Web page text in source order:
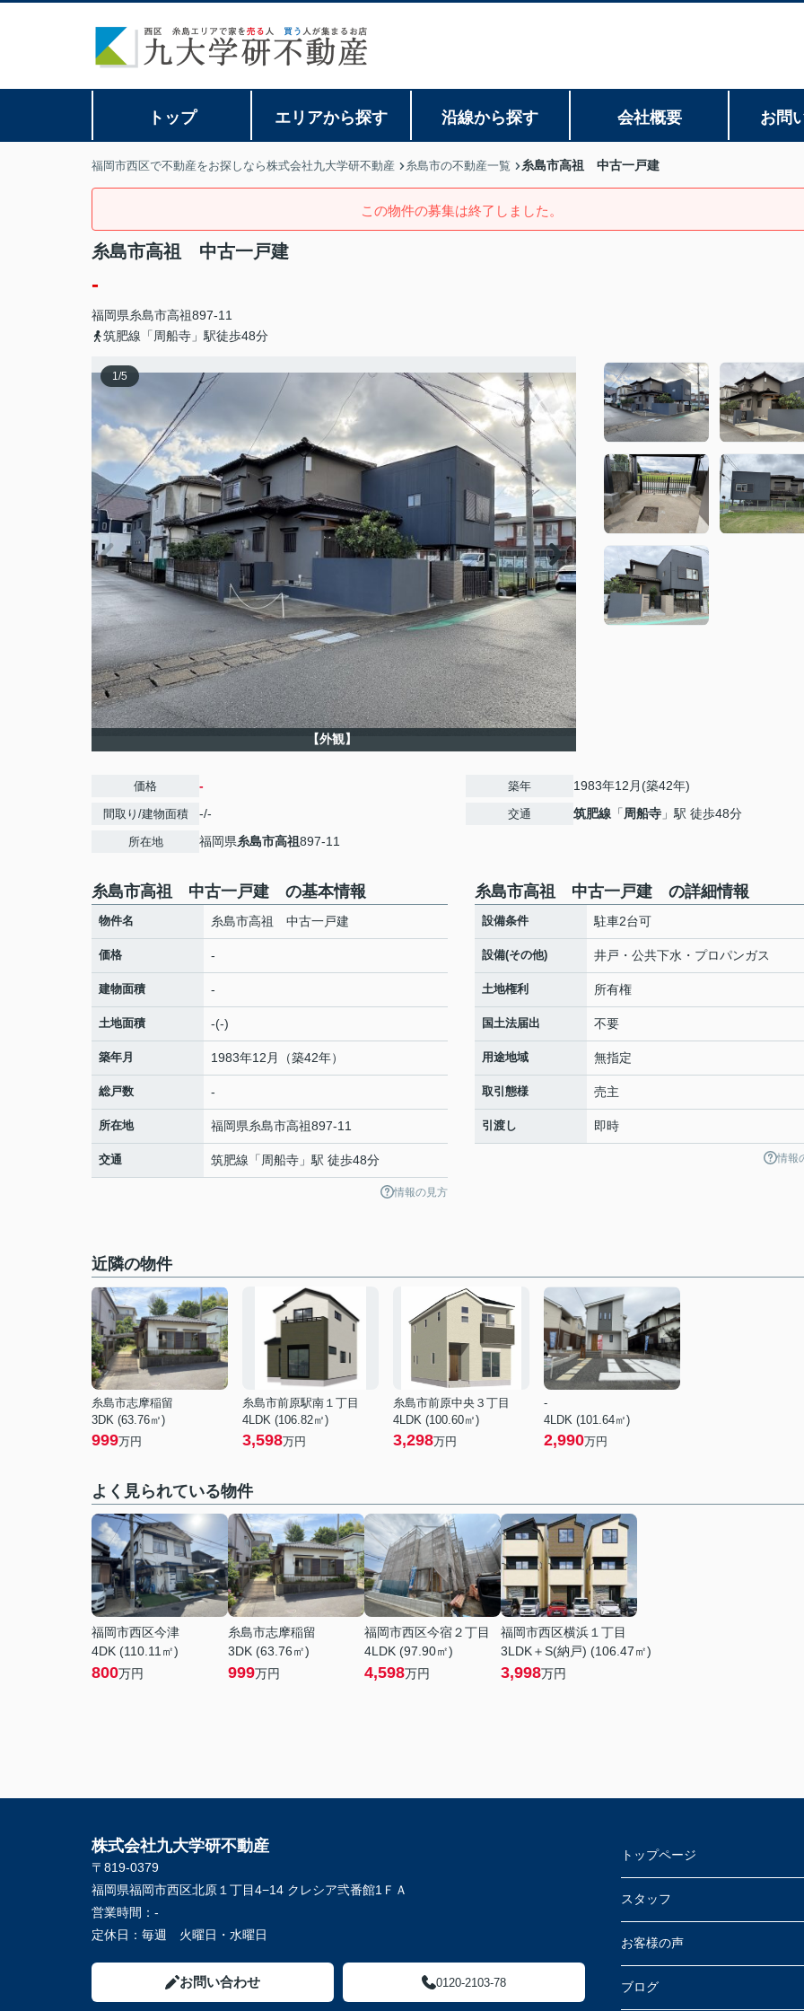
トップ エリアから探す 沿線から探す 会社概要 お問
福岡市西区で不動産をお探しなら株式会社九大学研不動産 糸島市の不動産一覧 糸島市高祖 中古一戸建
この物件の募集は終了しました。
糸島市高祖 中古一戸建
-
福岡県糸島市高祖897-11
筑肥線「周船寺」駅徒歩48分
1/5
【外観】
価格 -
間取り/建物面積 -/-
所在地 福岡県糸島市高祖897-11
築年 1983年12月(築42年)
交通 筑肥線 「周船寺 」駅 徒歩48分
糸島市高祖 中古一戸建 の基本情報
物件名 糸島市高祖 中古一戸建
価格 -
建物面積 -
土地面積 -(-)
築年月 1983年12月（築42年）
総戸数 -
所在地 福岡県糸島市高祖897-11
交通 筑肥線 「 周船寺 」駅 徒歩48分
情報の見方
糸島市高祖 中古一戸建 の詳細情報
設備条件 駐車2台可
設備(その他) 井戸・公共下水・プロパンガス
土地権利 所有権
国土法届出 不要
用途地域 無指定
取引態様 売主
引渡し 即時
情報
近隣の物件
糸島市志摩稲留
3DK (63.76㎡)
999万円
糸島市前原駅南１丁目
4LDK (106.82㎡)
3,598万円
糸島市前原中央３丁目
4LDK (100.60㎡)
3,298万円
-
4LDK (101.64㎡)
2,990万円
よく見られている物件
福岡市西区今津
4DK (110.11㎡)
800万円
糸島市志摩稲留
3DK (63.76㎡)
999万円
福岡市西区今宿２丁目
4LDK (97.90㎡)
4,598万円
福岡市西区横浜１丁目
3LDK＋S(納戸) (106.47㎡)
3,998万円
株式会社九大学研不動産
〒819-0379
福岡県福岡市西区北原１丁目4−14 クレシア弐番館1ＦＡ
営業時間： -
定休日： 毎週 火曜日・水曜日
お問い合わせ 0120-2103-78
トップページ
スタッフ
お客様の声
ブログ